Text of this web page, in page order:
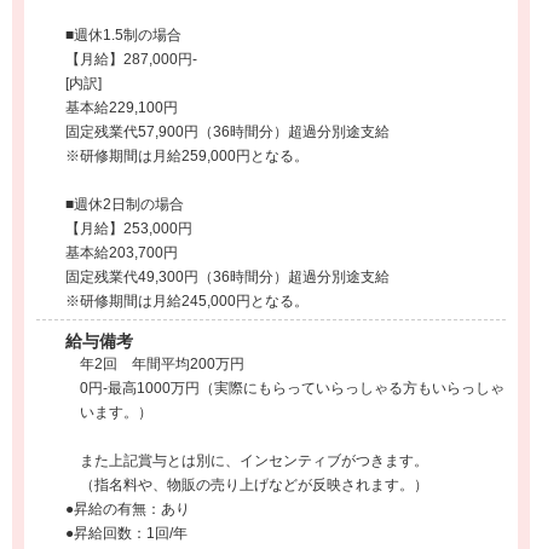
■週休1.5制の場合
【月給】287,000円-
[内訳]
基本給229,100円
固定残業代57,900円（36時間分）超過分別途支給
※研修期間は月給259,000円となる。
■週休2日制の場合
【月給】253,000円
基本給203,700円
固定残業代49,300円（36時間分）超過分別途支給
※研修期間は月給245,000円となる。
給与備考
年2回 年間平均200万円
0円-最高1000万円（実際にもらっていらっしゃる方もいらっしゃ
います。）
また上記賞与とは別に、インセンティブがつきます。
（指名料や、物販の売り上げなどが反映されます。）
●昇給の有無：あり
●昇給回数：1回/年